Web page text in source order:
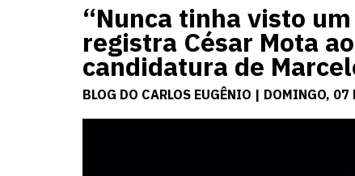
“Nunca tinha visto
registra César Mota
candidatura de
BLOG DO CARLOS EUGÊNIO | DOMINGO,